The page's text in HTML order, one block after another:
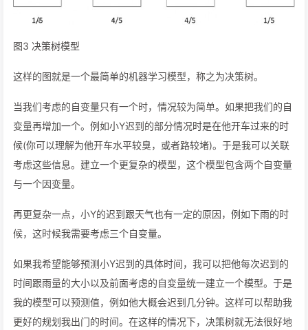
图3 决策树模型
这样的图就是一个最简单的机器学习模型，称之为决策树。
当我们考虑的自变量只有一个时，情况较为简单。如果把我们的自
变量再增加一个。例如小Y迟到的部分情况时是在他开车过来的时
候(你可以理解为他开车水平较臭，或者路较堵)。于是我可以关联
考虑这些信息。建立一个更复杂的模型，这个模型包含两个自变量
与一个因变量。
再更复杂一点，小Y的迟到跟天气也有一定的原因，例如下雨的时
候，这时候我需要考虑三个自变量。
如果我希望能够预测小Y迟到的具体时间，我可以把他每次迟到的
时间跟雨量的大小以及前面考虑的自变量统一建立一个模型。于是
我的模型可以预测值，例如他大概会迟到几分钟。这样可以帮助我
更好的规划我出门的时间。在这样的情况下，决策树就无法很好地